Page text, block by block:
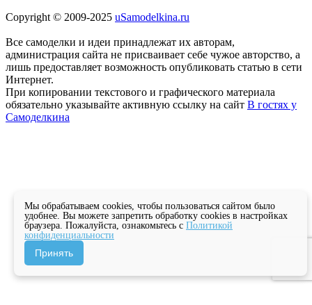
Copyright © 2009-2025 uSamodelkina.ru
Все самоделки и идеи принадлежат их авторам,
администрация сайта не присваивает себе чужое авторство, а
лишь предоставляет возможность опубликовать статью в сети
Интернет.
При копировании текстового и графического материала
обязательно указывайте активную ссылку на сайт В гостях у
Самоделкина
Мы обрабатываем cookies, чтобы пользоваться сайтом было
удобнее. Вы можете запретить обработку cookies в настройках
браузера. Пожалуйста, ознакомьтесь с Политикой
конфиденциальности
Принять